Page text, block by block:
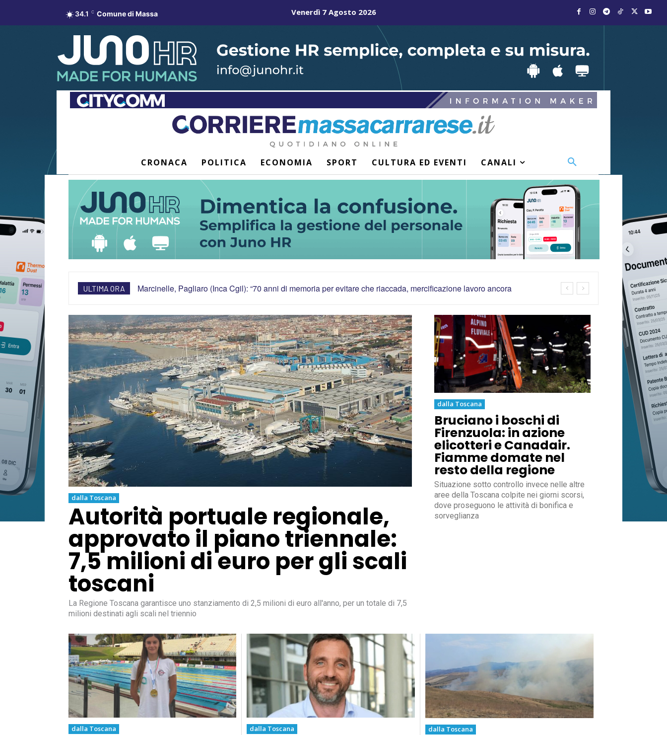
34.1 C Comune di Massa Venerdì 7 Agosto 2026
CRONACA POLITICA ECONOMIA SPORT CULTURA ED EVENTI CANALI
ULTIMA ORA
Marcinelle, Pagliaro (Inca Cgil): “70 anni di memoria per evitare che riaccada, mercificazione lavoro ancora
dalla Toscana
Autorità portuale regionale,
approvato il piano triennale:
7,5 milioni di euro per gli scali
toscani
La Regione Toscana garantisce uno stanziamento di 2,5 milioni di euro all'anno, per un totale di 7,5
milioni destinati agli scali nel triennio
dalla Toscana
Bruciano i boschi di
Firenzuola: in azione
elicotteri e Canadair.
Fiamme domate nel
resto della regione
Situazione sotto controllo invece nelle altre
aree della Toscana colpite nei giorni scorsi,
dove proseguono le attività di bonifica e
sorveglianza
dalla Toscana dalla Toscana dalla Toscana